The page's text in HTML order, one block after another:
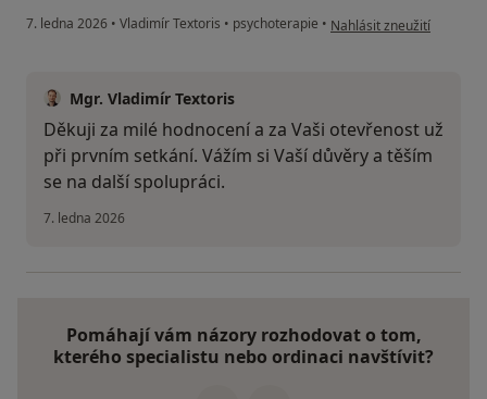
7. ledna 2026 • Vladimír Textoris • psychoterapie • podle názoru uživatele
Nahlásit zneužití
Mgr. Vladimír Textoris
Děkuji za milé hodnocení a za Vaši otevřenost už
při prvním setkání. Vážím si Vaší důvěry a těším
se na další spolupráci.
7. ledna 2026
Pomáhají vám názory rozhodovat o tom,
kterého specialistu nebo ordinaci navštívit?